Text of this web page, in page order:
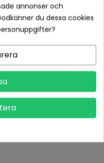
med spårbar frakt
köp (se köpvillkor)
annonser och
du dessa cookies